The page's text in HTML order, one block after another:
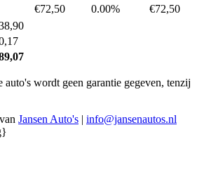
€72,50 0.00%
€72,50
auto's wordt geen garantie gegeven, tenzij
Jansen Auto's | info@jansenautos.nl